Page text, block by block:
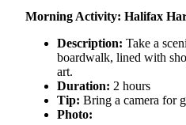
Morning Activity: Halifax
Description: Take a
boardwalk, lined with
art.
Duration: 2 hours
Tip: Bring a camera for
Photo: